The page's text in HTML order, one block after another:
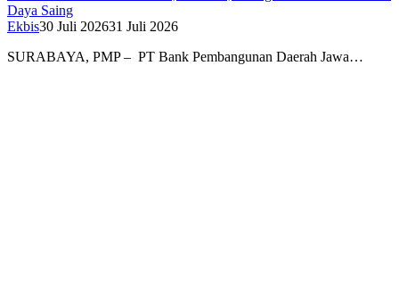
Daya Saing
Ekbis30 Juli 202631 Juli 2026
SURABAYA, PMP – PT Bank Pembangunan Daerah Jawa…